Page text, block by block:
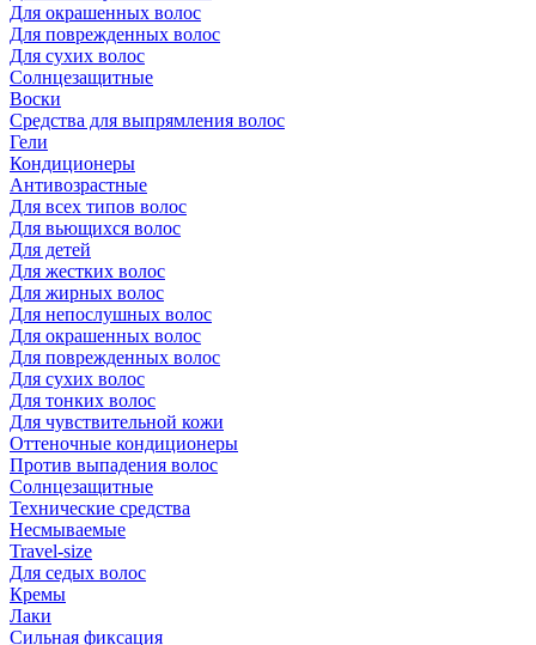
Для окрашенных волос
Для поврежденных волос
Для сухих волос
Солнцезащитные
Воски
Средства для выпрямления волос
Гели
Кондиционеры
Антивозрастные
Для всех типов волос
Для вьющихся волос
Для детей
Для жестких волос
Для жирных волос
Для непослушных волос
Для окрашенных волос
Для поврежденных волос
Для сухих волос
Для тонких волос
Для чувствительной кожи
Оттеночные кондиционеры
Против выпадения волос
Солнцезащитные
Технические средства
Несмываемые
Travel-size
Для седых волос
Кремы
Лаки
Сильная фиксация